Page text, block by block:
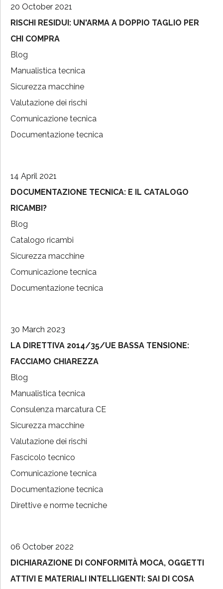
20 October 2021
RISCHI RESIDUI: UN'ARMA A DOPPIO TAGLIO PER
CHI COMPRA
Blog
Manualistica tecnica
Sicurezza macchine
Valutazione dei rischi
Comunicazione tecnica
Documentazione tecnica
14 April 2021
DOCUMENTAZIONE TECNICA: E IL CATALOGO
RICAMBI?
Blog
Catalogo ricambi
Sicurezza macchine
Comunicazione tecnica
Documentazione tecnica
30 March 2023
LA DIRETTIVA 2014/35/UE BASSA TENSIONE:
FACCIAMO CHIAREZZA
Blog
Manualistica tecnica
Consulenza marcatura CE
Sicurezza macchine
Valutazione dei rischi
Fascicolo tecnico
Comunicazione tecnica
Documentazione tecnica
Direttive e norme tecniche
06 October 2022
DICHIARAZIONE DI CONFORMITÀ MOCA, OGGETTI
ATTIVI E MATERIALI INTELLIGENTI: SAI DI COSA